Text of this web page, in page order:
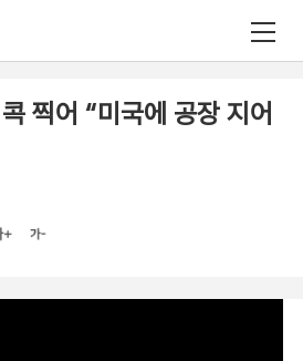
찍어 “미국에 공장 지어